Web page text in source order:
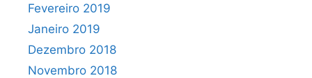
Fevereiro 2019
Janeiro 2019
Dezembro 2018
Novembro 2018